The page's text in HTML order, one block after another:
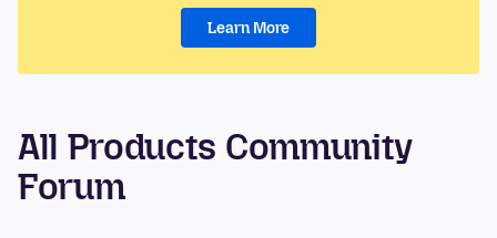
Learn More
All Products Community
Forum